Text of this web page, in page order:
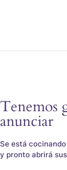
Tenemos
anunciar
Se está
y pronto abrirá